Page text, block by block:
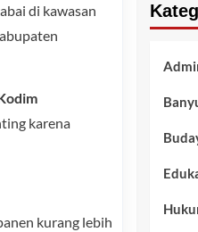
di kawasan
karena
kurang lebih